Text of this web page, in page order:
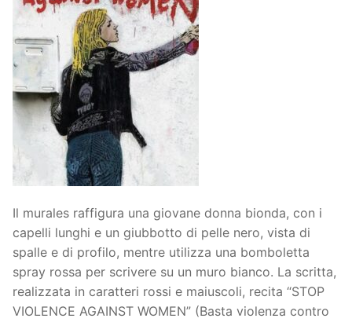
Il murales raffigura una giovane donna bionda, con i
capelli lunghi e un giubbotto di pelle nero, vista di
spalle e di profilo, mentre utilizza una bomboletta
spray rossa per scrivere su un muro bianco. La scritta,
realizzata in caratteri rossi e maiuscoli, recita “STOP
VIOLENCE AGAINST WOMEN” (Basta violenza contro